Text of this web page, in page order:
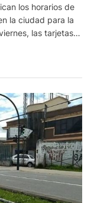
los horarios de
la ciudad para la
las tarjetas
puntos y
Feria Libre),